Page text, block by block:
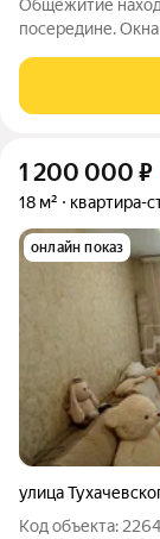
Общежитие
посередине.
кафель в
воды. Состояние
1 200 000 ₽
18 м² квартира-
онлайн показ
улица
Код объекта: